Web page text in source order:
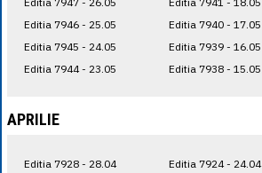
Editia 7946 - 25.05
Editia 7945 - 24.05
Editia 7944 - 23.05
Editia 7940 - 17.05
Editia 7939 - 16.05
Editia 7938 - 15.05
APRILIE
Editia 7928 - 28.04
Editia 7924 - 24.04